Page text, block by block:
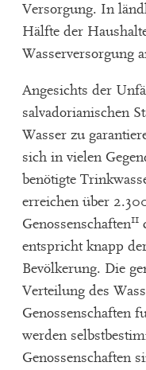
Versorgung. In
Hälfte der
Wasserversorgung
Angesichts der
salvadorianischen
Wasser zu
sich in vielen
benötigte
erreichen über
Genossenschaften11
entspricht knapp
Bevölkerung. Die
Verteilung des
Genossenschaften
werden
Genossenschaften